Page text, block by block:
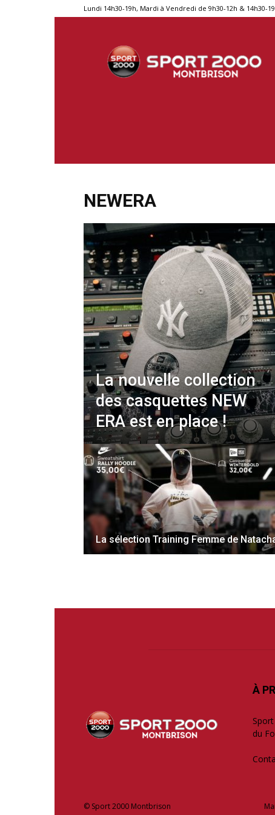
Lundi 14h30-19h, Mardi à Vendredi de 9h30-12h & 14h30-
2000
Montbrison
NEWERA
La nouvelle collection
des casquettes NEW
ERA est en place !
La sélection Training Femme de
À
du
© Sport 2000 Montbrison